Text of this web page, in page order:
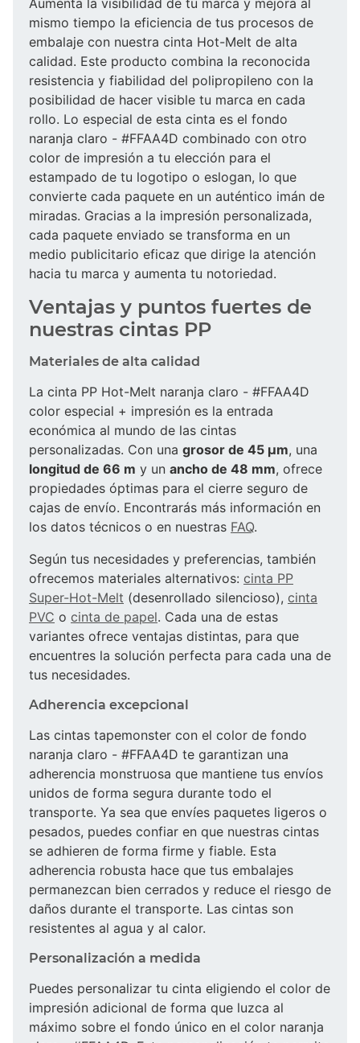
mismo tiempo la eficiencia de tus procesos de
embalaje con nuestra cinta Hot-Melt de alta
calidad. Este producto combina la reconocida
resistencia y fiabilidad del polipropileno con la
posibilidad de hacer visible tu marca en cada
rollo. Lo especial de esta cinta es el fondo
naranja claro - #FFAA4D combinado con otro
color de impresión a tu elección para el
estampado de tu logotipo o eslogan, lo que
convierte cada paquete en un auténtico imán de
miradas. Gracias a la impresión personalizada,
cada paquete enviado se transforma en un
medio publicitario eficaz que dirige la atención
hacia tu marca y aumenta tu notoriedad.
Ventajas y puntos fuertes de
nuestras cintas PP
Materiales de alta calidad
La cinta PP Hot-Melt naranja claro - #FFAA4D
color especial + impresión es la entrada
económica al mundo de las cintas
personalizadas. Con una grosor de 45 µm, una
longitud de 66 m y un ancho de 48 mm, ofrece
propiedades óptimas para el cierre seguro de
cajas de envío. Encontrarás más información en
los datos técnicos o en nuestras FAQ.
Según tus necesidades y preferencias, también
ofrecemos materiales alternativos: cinta PP
Super-Hot-Melt (desenrollado silencioso), cinta
PVC o cinta de papel. Cada una de estas
variantes ofrece ventajas distintas, para que
encuentres la solución perfecta para cada una de
tus necesidades.
Adherencia excepcional
Las cintas tapemonster con el color de fondo
naranja claro - #FFAA4D te garantizan una
adherencia monstruosa que mantiene tus envíos
unidos de forma segura durante todo el
transporte. Ya sea que envíes paquetes ligeros o
pesados, puedes confiar en que nuestras cintas
se adhieren de forma firme y fiable. Esta
adherencia robusta hace que tus embalajes
permanezcan bien cerrados y reduce el riesgo de
daños durante el transporte. Las cintas son
resistentes al agua y al calor.
Personalización a medida
Puedes personalizar tu cinta eligiendo el color de
impresión adicional de forma que luzca al
máximo sobre el fondo único en el color naranja